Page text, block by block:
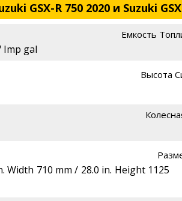
GSX-R 750 2020 и Suzuki
Емкость
Imp gal
Высота
Width 710 mm / 28.0 in. Height 1125